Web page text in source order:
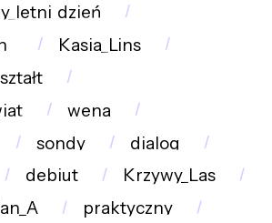
Kasia_Lins
wena
sondy
dialog
debiut
Krzywy_Las
praktyczny